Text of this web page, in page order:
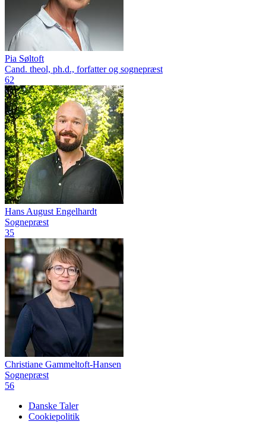
Pia Søltoft
Cand. theol, ph.d., forfatter og sognepræst
62
Hans August Engelhardt
Sognepræst
35
Christiane Gammeltoft-Hansen
Sognepræst
56
Danske Taler
Cookiepolitik